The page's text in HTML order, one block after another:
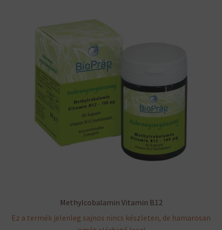
Methylcobalamin Vitamin B12
Ez a termék jelenleg sajnos nincs készleten, de hamarosan